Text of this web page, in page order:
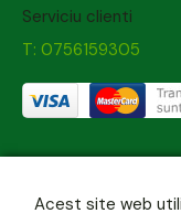
Serviciu clienti
T: 0756159305
Acest site web